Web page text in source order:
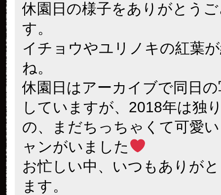
休園日の様子をありがとう
す。
イチョウやユリノキの紅葉
ね。
休園日はアーカイブで同日
していますが、2018年は独
の、まだちっちゃくて可愛
ャンがいました
お忙しい中、いつもありが
ます。